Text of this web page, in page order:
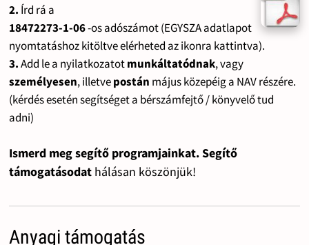
2. Írd rá a
18472273-1-06-os adószámot (EGYSZA adatlapot
nyomtatáshoz kitöltve elérheted az ikonra kattintva).
3.Add le a nyilatkozatotmunkáltatódnak, vagy
személyesen, illetvepostán május közepéig a NAV részére.
(kérdés esetén segítséget a bérszámfejtő / könyvelő tud
adni)
Ismerd meg segítő programjainkat. Segítő
támogatásodat hálásan köszönjük!
Anyagi támogatás